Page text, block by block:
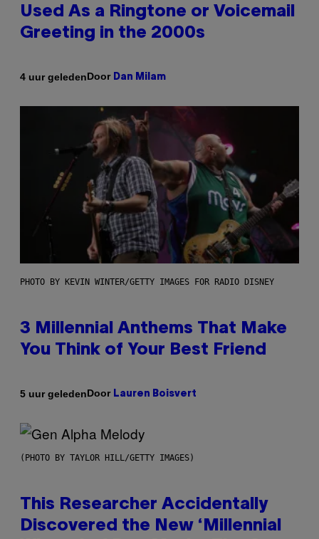
Used As a Ringtone or Voicemail
Greeting in the 2000s
4 uur geledenDoor Dan Milam
PHOTO BY KEVIN WINTER/GETTY IMAGES FOR RADIO DISNEY
3 Millennial Anthems That Make
You Think of Your Best Friend
5 uur geledenDoor Lauren Boisvert
(PHOTO BY TAYLOR HILL/GETTY IMAGES)
This Researcher Accidentally
Discovered the New ‘Millennial